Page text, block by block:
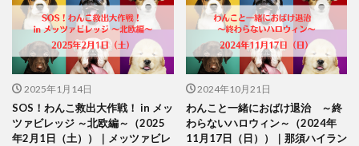
2025年1月14日
SOS！わんこ救出大作戦！ in メッ
ツァビレッジ ～北欧編～（2025
年2月1日（土））｜メッツァビレ
2024年10月21日
わんこと一緒におばけ退治 ～終
わらないハロウィン～（2024年
11月17日（日））｜那須ハイラン